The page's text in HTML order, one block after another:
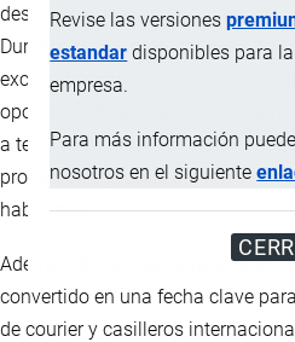
Revise las versiones
estandar disponibles para
empresa.
Para más información
nosotros en el siguiente
descuentos más importantes del
Durante cuatro días, millones de
exclusivas para miembros Prime,
oportunidad para que los
a tecnología, artículos para el
productos a precios
habituales.
Además de los descuentos
convertido en una fecha clave
de courier y casilleros